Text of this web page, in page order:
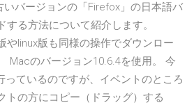
いバージョンの「Firefox」の日本語バ
る方法について紹介します。
やlinux版も同様の操作でダウンロー
Macのバージョン10.6.4を使用。 今
っているのですが、イベントのところ
トの方にコピー（ドラッグ）する